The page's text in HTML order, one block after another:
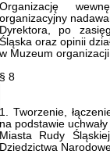
Organizację
organizacyjny
Dyrektora, po
Śląska oraz opinii
w Muzeum
§ 8
1. Tworzenie,
na podstawie
Miasta Rudy
Dziedzictwa